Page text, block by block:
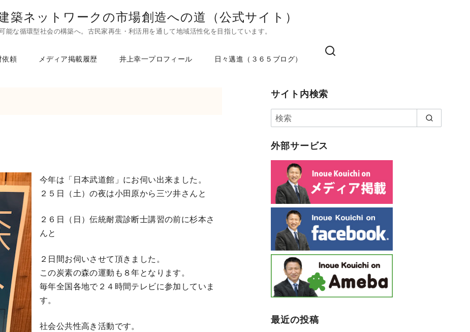
築ネットワークの市場創造への道（公式サイト）
能な循環型社会の構築へ。古民家再生・利活用を通して地域活性化を目指しています。
依頼 メディア掲載履歴 井上幸一プロフィール 日々邁進（３６５ブログ）
今年は「日本武道館」にお伺い出来ました。
２５日（土）の夜は小田原から三ツ井さんと
２６日（日）伝統耐震診断士講習の前に杉本さ
んと
２日間お伺いさせて頂きました。
この炭素の森の運動も８年となります。
毎年全国各地で２４時間テレビに参加していま
す。
社会公共性高き活動です。
サイト内検索
外部サービス
最近の投稿